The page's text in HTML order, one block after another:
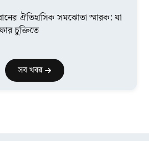
ঐতিহাসিক সমঝোতা স্মারক: যা
চুক্তিতে
সব খবর